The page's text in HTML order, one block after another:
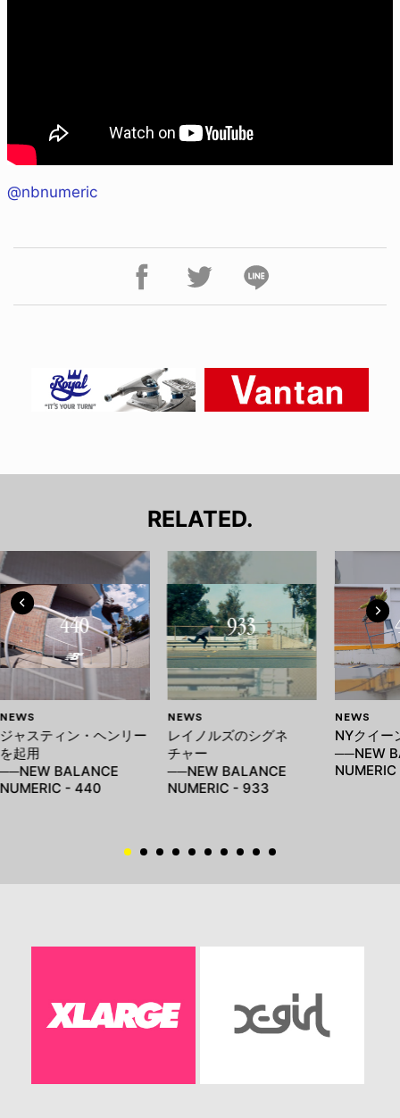
@nbnumeric
RELATED.
NEWS
ジャスティン・ヘンリー
を起用
──NEW BALANCE
NUMERIC - 440
NEWS
レイノルズのシグネ
チャー
──NEW BALANCE
NUMERIC - 933
NEWS
NYクイー
──NEW